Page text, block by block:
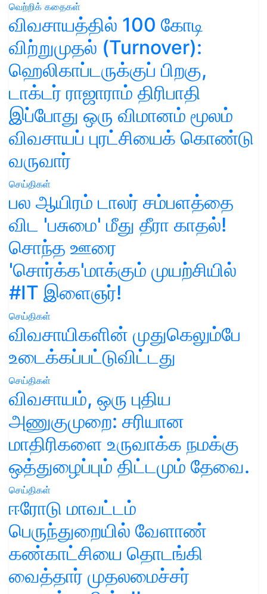
வெற்றிக் கதைகள்
விவசாயத்தில் 100 கோடி
விற்றுமுதல் (Turnover):
ஹெலிகாப்டருக்குப் பிறகு,
டாக்டர் ராஜாராம் திரிபாதி
இப்போது ஒரு விமானம் மூலம்
விவசாயப் புரட்சியைக் கொண்டு
வருவார்
செய்திகள்
பல ஆயிரம் டாலர் சம்பளத்தை
விட 'பசுமை' மீது தீரா காதல்!
சொந்த ஊரை
'சொர்க்க'மாக்கும் முயற்சியில்
#IT இளைஞர்!
செய்திகள்
விவசாயிகளின் முதுகெலும்பே
உடைக்கப்பட்டுவிட்டது
செய்திகள்
விவசாயம், ஒரு புதிய
அணுகுமுறை: சரியான
மாதிரிகளை உருவாக்க நமக்கு
ஒத்துழைப்பும் திட்டமும் தேவை.
செய்திகள்
ஈரோடு மாவட்டம்
பெருந்துறையில் வேளாண்
கண்காட்சியை தொடங்கி
வைத்தார் முதலமைச்சர்